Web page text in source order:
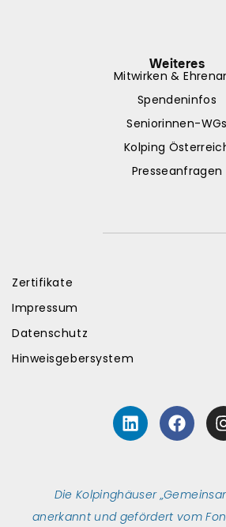
Weiteres
Mitwirken &
Spendeninfos
Seniorinnen-WGs
Kolping
Presseanfragen
Zertifikate
Impressum
Datenschutz
Hinweisgebersystem
L
i
n
d
i
F
a
c
o
o
Die Kolpinghäuser
anerkannt und gefördert vom